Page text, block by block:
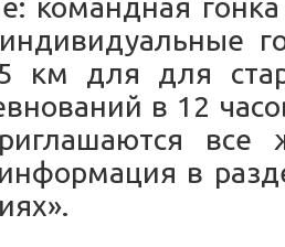
командная
км для для
в 12
все
в